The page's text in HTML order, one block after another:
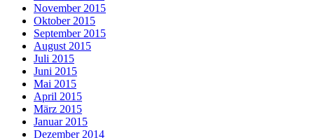
November 2015
Oktober 2015
September 2015
August 2015
Juli 2015
Juni 2015
Mai 2015
April 2015
März 2015
Januar 2015
Dezember 2014